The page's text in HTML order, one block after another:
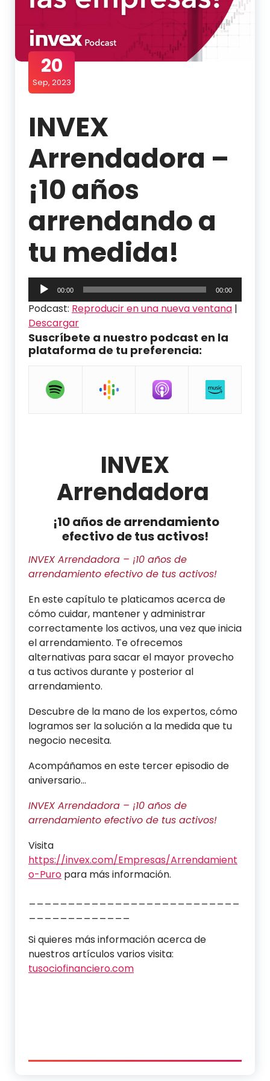
20
Sep, 2023
INVEX
Arrendadora –
¡10 años
arrendando a
tu medida!
Reproductor
de
audio
00:00 00:00
Podcast: Reproducir en una nueva ventana |
Descargar
Suscríbete a nuestro podcast en la
plataforma de tu preferencia:
INVEX
Arrendadora
¡10 años de arrendamiento
efectivo de tus activos!
INVEX Arrendadora – ¡10 años de
arrendamiento efectivo de tus activos!
En este capítulo te platicamos acerca de
cómo cuidar, mantener y administrar
correctamente los activos, una vez que inicia
el arrendamiento. Te ofrecemos
alternativas para sacar el mayor provecho
a tus activos durante y posterior al
arrendamiento.
Descubre de la mano de los expertos, cómo
logramos ser la solución a la medida que tu
negocio necesita.
Acompáñamos en este tercer episodio de
aniversario…
INVEX Arrendadora – ¡10 años de
arrendamiento efectivo de tus activos!
Visita
https://invex.com/Empresas/Arrendamient
o-Puro para más información.
Si quieres más información acerca de
nuestros artículos varios visita:
tusociofinanciero.com